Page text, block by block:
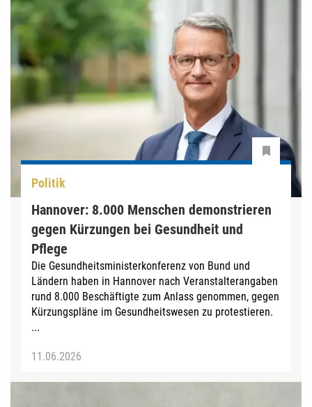
Politik
Hannover: 8.000 Menschen demonstrieren
gegen Kürzungen bei Gesundheit und
Pflege
Die Gesundheitsministerkonferenz von Bund und
Ländern haben in Hannover nach Veranstalterangaben
rund 8.000 Beschäftigte zum Anlass genommen, gegen
Kürzungspläne im Gesundheitswesen zu protestieren.
...
11.06.2026